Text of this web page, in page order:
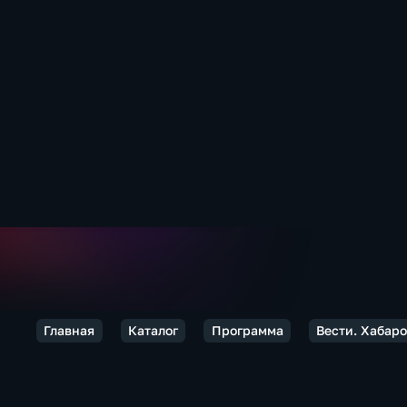
Главная Каталог Программа Вести.